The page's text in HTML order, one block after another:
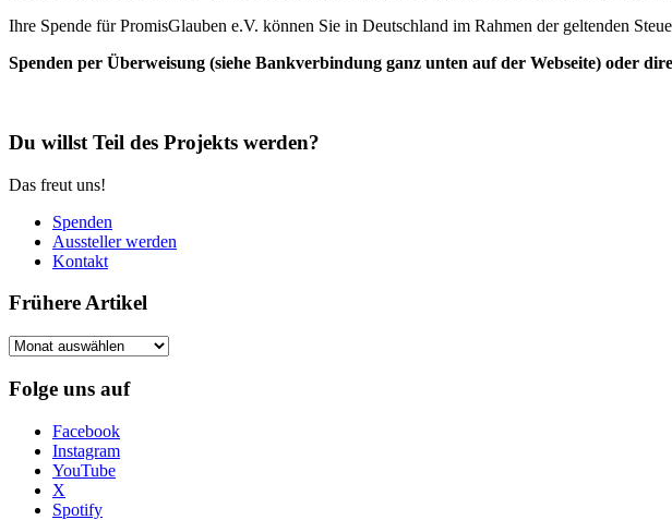
Ihre Spende für PromisGlauben e.V. können Sie in Deutschland im Rahmen der geltenden
Spenden per Überweisung (siehe Bankverbindung ganz unten auf der Webseite) oder
Du willst Teil des Projekts werden?
Das freut uns!
Spenden
Aussteller werden
Kontakt
Frühere Artikel
Frühere
Folge uns auf
Facebook
Instagram
YouTube
X
Spotify